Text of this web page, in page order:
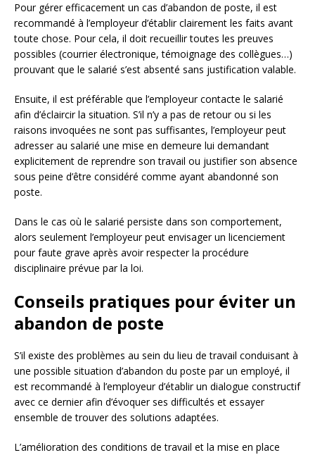
Pour gérer efficacement un cas d’abandon de poste, il est
recommandé à l’employeur d’établir clairement les faits avant
toute chose. Pour cela, il doit recueillir toutes les preuves
possibles (courrier électronique, témoignage des collègues…)
prouvant que le salarié s’est absenté sans justification valable.
Ensuite, il est préférable que l’employeur contacte le salarié
afin d’éclaircir la situation. S’il n’y a pas de retour ou si les
raisons invoquées ne sont pas suffisantes, l’employeur peut
adresser au salarié une mise en demeure lui demandant
explicitement de reprendre son travail ou justifier son absence
sous peine d’être considéré comme ayant abandonné son
poste.
Dans le cas où le salarié persiste dans son comportement,
alors seulement l’employeur peut envisager un licenciement
pour faute grave après avoir respecter la procédure
disciplinaire prévue par la loi.
Conseils pratiques pour éviter un
abandon de poste
S’il existe des problèmes au sein du lieu de travail conduisant à
une possible situation d’abandon du poste par un employé, il
est recommandé à l’employeur d’établir un dialogue constructif
avec ce dernier afin d’évoquer ses difficultés et essayer
ensemble de trouver des solutions adaptées.
L’amélioration des conditions de travail et la mise en place